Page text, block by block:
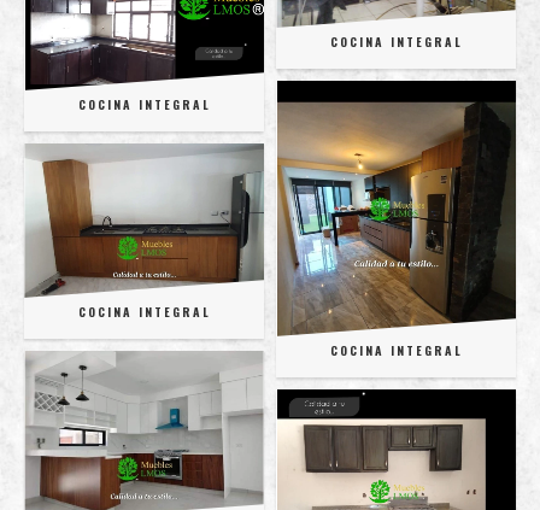
COCINA INTEGRAL
COCINA INTEGRAL
COCINA INTEGRAL
COCINA INTEGRAL